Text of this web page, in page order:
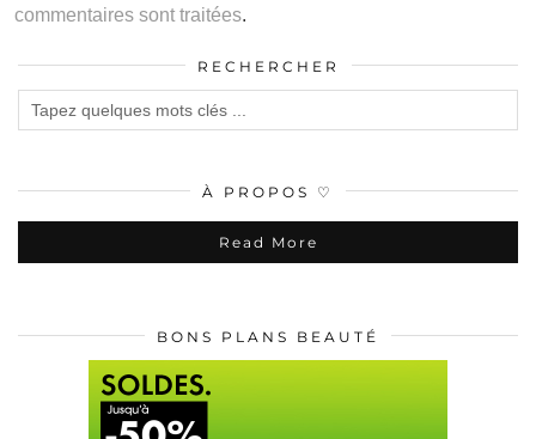
commentaires sont traitées.
RECHERCHER
À PROPOS ♡
Read More
BONS PLANS BEAUTÉ